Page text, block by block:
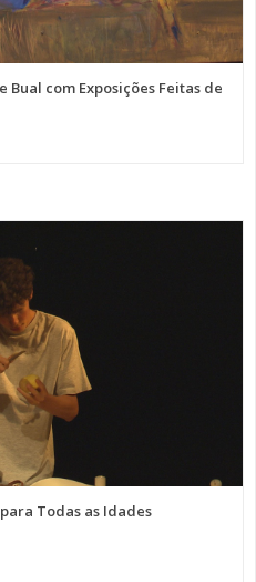
com Exposições Feitas de
Todas as Idades